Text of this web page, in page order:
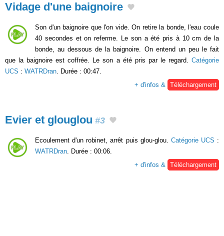
Vidage d'une baignoire
Son d'un baignoire que l'on vide. On retire la bonde, l'eau coule
40 secondes et on referme. Le son a été pris à 10 cm de la
bonde, au dessous de la baignoire. On entend un peu le fait
que la baignoire est coffrée. Le son a été pris par le regard. Catégorie
UCS : WATRDran . Durée : 00:47.
+ d'infos &
Téléchargement
Evier et glouglou #3
Ecoulement d'un robinet, arrêt puis glou-glou. Catégorie UCS :
WATRDran . Durée : 00:06.
+ d'infos &
Téléchargement